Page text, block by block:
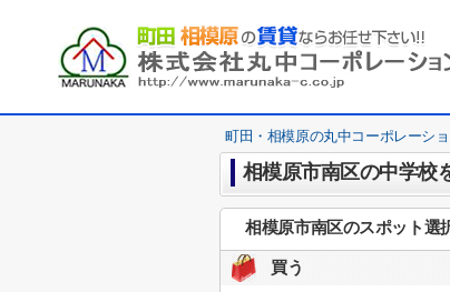
町田・相模原の丸中コーポレーシ
相模原市南区の中学校
相模原市南区のスポット選
買う